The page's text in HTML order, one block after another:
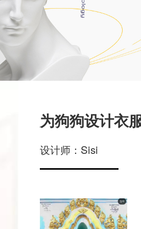
为狗狗设计衣
设计师：Sisi